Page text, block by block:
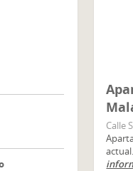
Calle